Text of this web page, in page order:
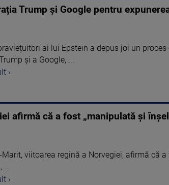
Trump și Google pentru
ai lui Epstein a depus joi un
și a Google, ...
›
afirmă că a fost „manipulată şi
viitoarea regină a Norvegiei, afirmă că
...
›